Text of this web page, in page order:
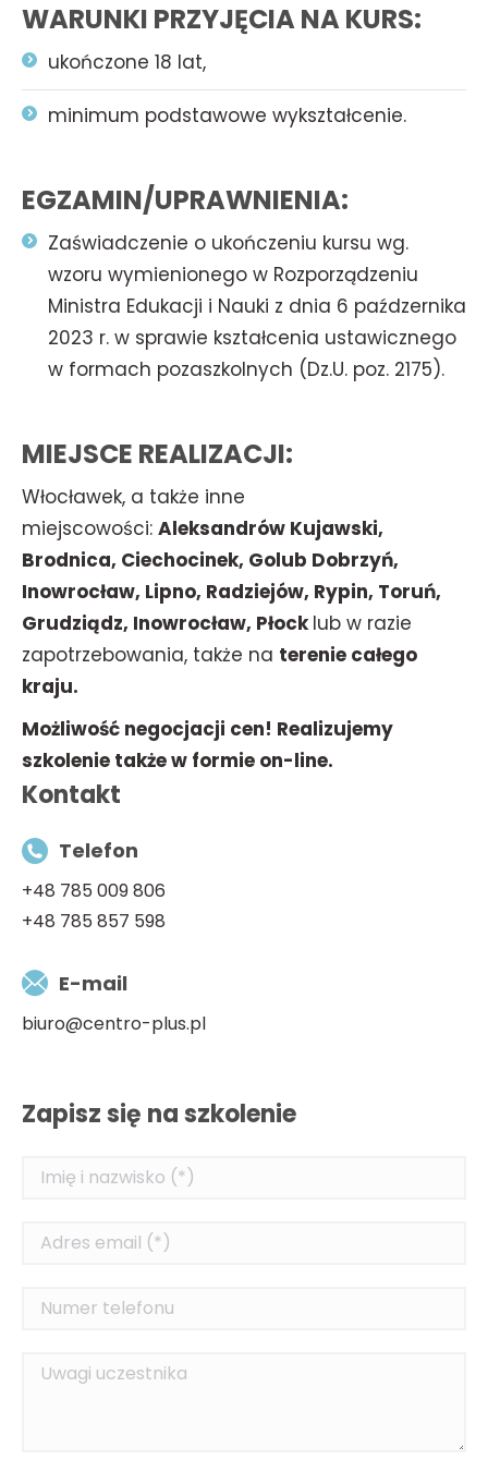
WARUNKI PRZYJĘCIA NA KURS:
ukończone 18 lat,
minimum podstawowe wykształcenie.
EGZAMIN/UPRAWNIENIA:
Zaświadczenie o ukończeniu kursu wg.
wzoru wymienionego w Rozporządzeniu
Ministra Edukacji i Nauki z dnia 6 paźdzernika
2023 r. w sprawie kształcenia ustawicznego
w formach pozaszkolnych (Dz.U. poz. 2175).
MIEJSCE REALIZACJI:
Włocławek, a także inne
miejscowości: Aleksandrów Kujawski,
Brodnica, Ciechocinek, Golub Dobrzyń,
Inowrocław, Lipno, Radziejów, Rypin, Toruń,
Grudziądz, Inowrocław, Płocklub w razie
zapotrzebowania, także na terenie całego
kraju.
Możliwość negocjacji cen! Realizujemy
szkolenie także w formie on-line.
Kontakt
Telefon
+48 785 009 806
+48 785 857 598
E-mail
biuro@centro-plus.pl
Zapisz się na szkolenie